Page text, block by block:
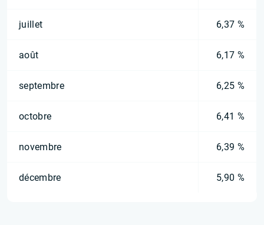
juillet 6,37 %
août 6,17 %
septembre 6,25 %
octobre 6,41 %
novembre 6,39 %
décembre 5,90 %